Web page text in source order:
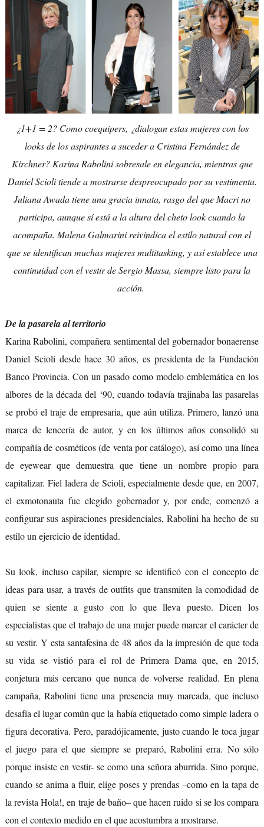
¿1+1 = 2? Como coequipers, ¿dialogan estas mujeres con los
looks de los aspirantes a suceder a Cristina Fernández de
Kirchner? Karina Rabolini sobresale en elegancia, mientras que
Daniel Scioli tiende a mostrarse despreocupado por su vestimenta.
Juliana Awada tiene una gracia innata, rasgo del que Macri no
participa, aunque sí está a la altura del cheto look cuando la
acompaña. Malena Galmarini reivindica el estilo natural con el
que se identifican muchas mujeres multitasking, y así establece una
continuidad con el vestir de Sergio Massa, siempre listo para la
acción.
De la pasarela al territorio
Karina Rabolini, compañera sentimental del gobernador bonaerense
Daniel Scioli desde hace 30 años, es presidenta de la Fundación
Banco Provincia. Con un pasado como modelo emblemática en los
albores de la década del ‘90, cuando todavía trajinaba las pasarelas
se probó el traje de empresaria, que aún utiliza. Primero, lanzó una
marca de lencería de autor, y en los últimos años consolidó su
compañía de cosméticos (de venta por catálogo), así como una línea
de eyewear que demuestra que tiene un nombre propio para
capitalizar. Fiel ladera de Scioli, especialmente desde que, en 2007,
el exmotonauta fue elegido gobernador y, por ende, comenzó a
configurar sus aspiraciones presidenciales, Rabolini ha hecho de su
estilo un ejercicio de identidad.
Su look, incluso capilar, siempre se identificó con el concepto de
ideas para usar, a través de outfits que transmiten la comodidad de
quien se siente a gusto con lo que lleva puesto. Dicen los
especialistas que el trabajo de una mujer puede marcar el carácter de
su vestir. Y esta santafesina de 48 años da la impresión de que toda
su vida se vistió para el rol de Primera Dama que, en 2015,
conjetura más cercano que nunca de volverse realidad. En plena
campaña, Rabolini tiene una presencia muy marcada, que incluso
desafía el lugar común que la había etiquetado como simple ladera o
figura decorativa. Pero, paradójicamente, justo cuando le toca jugar
el juego para el que siempre se preparó, Rabolini erra. No sólo
porque insiste en vestir- se como una señora aburrida. Sino porque,
cuando se anima a fluir, elige poses y prendas –como en la tapa de
la revista Hola!, en traje de baño– que hacen ruido si se los compara
con el contexto medido en el que acostumbra a mostrarse.